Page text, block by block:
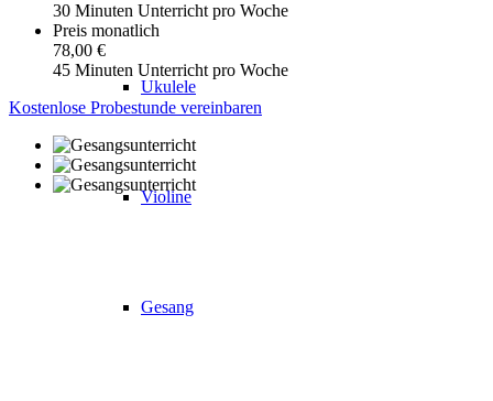
Ukulele
Violine
Gesang
30 Minuten Unterricht pro Woche
Preis monatlich
78,00 €
45 Minuten Unterricht pro Woche
Kostenlose Probestunde vereinbaren